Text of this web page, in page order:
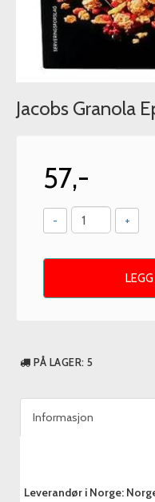
Jacobs Granola
57,-
- +
PÅ LAGER: 5
Informasjon
Leverandør i Norge: